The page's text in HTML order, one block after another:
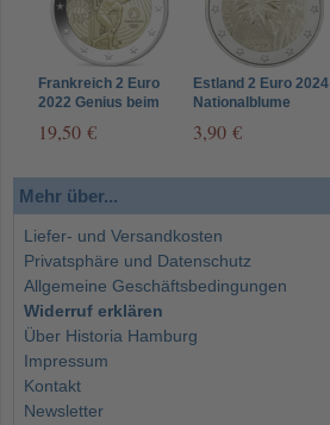
Frankreich 2 Euro
2022 Genius beim
19,50 €
Estland 2 Euro 2024
Nationalblume
3,90 €
Mehr über...
Liefer- und Versandkosten
Privatsphäre und Datenschutz
Allgemeine Geschäftsbedingungen
Widerruf erklären
Über Historia Hamburg
Impressum
Kontakt
Newsletter